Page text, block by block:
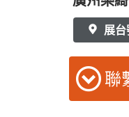
展台
聯